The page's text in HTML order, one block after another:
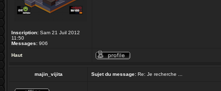
Inscription: Sam 21 Juil 2012
11:50
Messages: 906
Haut
majin_vijita Sujet du message: Re: Je recherche ...